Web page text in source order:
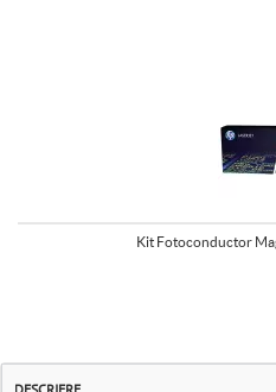
Kit Fotoconductor